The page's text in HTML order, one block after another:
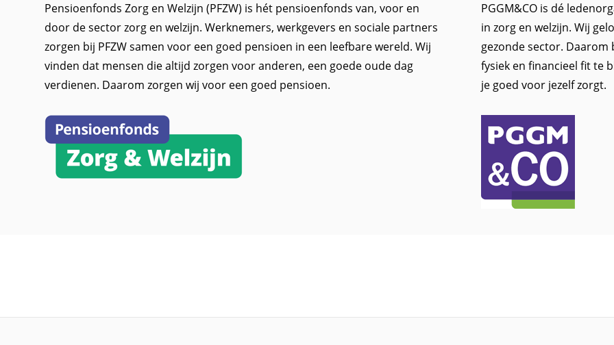
Pensioenfonds Zorg en Welzijn (PFZW) is hét pensioenfonds van, voor en
door de sector zorg en welzijn. Werknemers, werkgevers en sociale partners
zorgen bij PFZW samen voor een goed pensioen in een leefbare wereld. Wij
vinden dat mensen die altijd zorgen voor anderen, een goede oude dag
verdienen. Daarom zorgen wij voor een goed pensioen.
PGGM&CO is dé
in zorg en welzijn. Wij
gezonde sector.
fysiek en financieel fit te
je goed voor jezelf zorgt.